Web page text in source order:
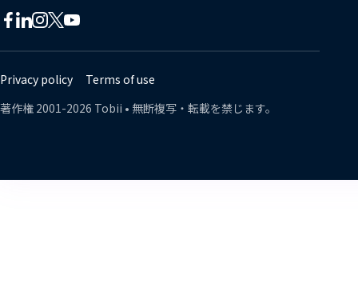
Tobii
Facebook
Tobii
Linkedin
Tobii
Instagram
Tobii
Twitter
Tobii
Youtube
Tobii
Lin
Privacy policy
Terms of use
著作権 2001-2026 Tobii • 無断複写・転載を禁じます。